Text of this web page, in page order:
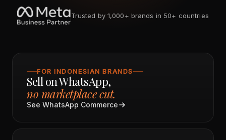
Trusted by 1,000+ brands in 50+ countries
FOR INDONESIAN BRANDS
Sell on WhatsApp,
no marketplace cut.
See WhatsApp Commerce